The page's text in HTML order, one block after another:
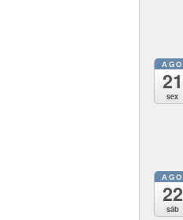
AGO
21
sex
AGO
22
sáb